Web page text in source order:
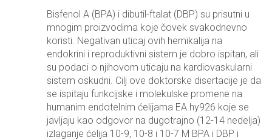
Bisfenol A (BPA) i dibutil-ftalat (DBP) su prisutni u
mnogim proizvodima koje čovek svakodnevno
koristi. Negativan uticaj ovih hemikalija na
endokrini i reproduktivni sistem je dobro ispitan, ali
su podaci o njihovom uticaju na kardiovaskularni
sistem oskudni. Cilj ove doktorske disertacije je da
se ispitaju funkcijske i molekulske promene na
humanim endotelnim ćelijama EA.hy926 koje se
javljaju kao odgovor na dugotrajno (12-14 nedelja)
izlaganje ćelija 10-9, 10-8 i 10-7 М BPA i DBP i